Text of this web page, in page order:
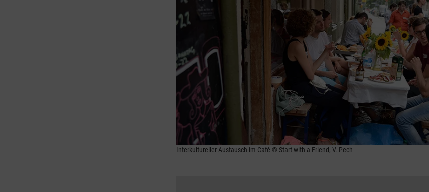
Interkultureller Austausch im Café ® Start with a Friend, V. Pech